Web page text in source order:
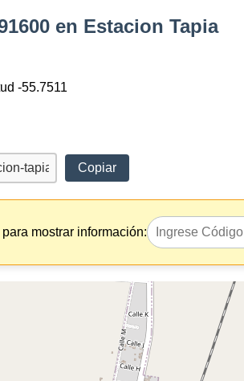
en Estacion Tapia
-55.7511
Copiar
mostrar información: